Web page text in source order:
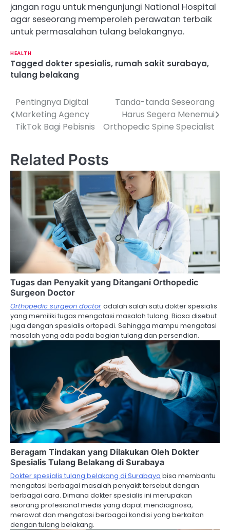
jangan ragu untuk mengunjungi National Hospital
agar seseorang memperoleh perawatan terbaik
untuk permasalahan tulang belakangnya.
HEALTH
Tagged dokter spesialis, rumah sakit surabaya,
tulang belakang
P
o
t
n
a
v
g
a
t
i
o
n
Pentingnya Digital
Marketing Agency
TikTok Bagi Pebisnis
Tanda-tanda Seseorang
Harus Segera Menemui
Orthopedic Spine Specialist
Related Posts
Tugas dan Penyakit yang Ditangani Orthopedic
Surgeon Doctor
Orthopedic surgeon doctor adalah salah satu dokter spesialis
yang memiliki tugas mengatasi masalah tulang. Biasa disebut
juga dengan spesialis ortopedi. Sehingga mampu mengatasi
masalah yang ada pada bagian tulang dan persendian.
Beragam Tindakan yang Dilakukan Oleh Dokter
Spesialis Tulang Belakang di Surabaya
Dokter spesialis tulang belakang di Surabaya bisa membantu
mengatasi berbagai masalah penyakit tersebut dengan
berbagai cara. Dimana dokter spesialis ini merupakan
seorang profesional medis yang dapat mendiagnosa,
merawat dan mengatasi berbagai kondisi yang berkaitan
dengan tulang belakang.